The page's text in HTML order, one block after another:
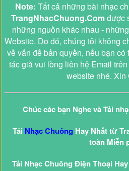
Note: Tất cả những bài nhạc
TrangNhacChuong.Comđược
những nguồn khác nhau -
Website. Do đó, chúng tôi không
về vấn đề bản quyền, nếu bạn
tác giả vui lòng liên hệ Email
website nhé. Xin
Chúc các bạn Nghe và Tải
Tải Nhạc Chuông Hay Nhất từ
toàn Miễn
Tải Nhạc Chuông Điện Thoại